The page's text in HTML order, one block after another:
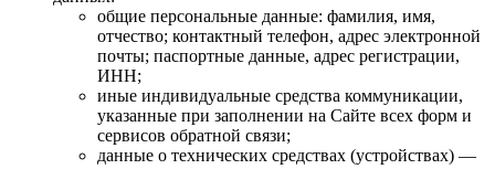
общие персональные данные: фамилия, имя,
отчество; контактный телефон, адрес электронной
почты; паспортные данные, адрес регистрации,
ИНН;
иные индивидуальные средства коммуникации,
указанные при заполнении на Сайте всех форм и
сервисов обратной связи;
данные о технических средствах (устройствах) —